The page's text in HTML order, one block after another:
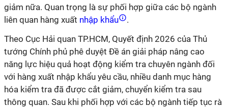
giảm nữa. Quan trọng là sự phối hợp giữa các bộ ngành
liên quan hàng xuất nhập khẩu
.
Theo Cục Hải quan TP.HCM, Quyết định 2026 của Thủ
tướng Chính phủ phê duyệt Đề án giải pháp nâng cao
năng lực hiệu quả hoạt động kiểm tra chuyên ngành đối
với hàng xuất nhập khẩu yêu cầu, nhiều danh mục hàng
hóa kiểm tra đã được cắt giảm, chuyển kiểm tra sau
thông quan. Sau khi phối hợp với các bộ ngành tiếp tục rà